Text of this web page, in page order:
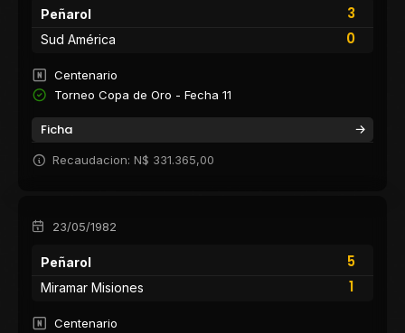
Peñarol
3
0
Sud América
Centenario
Torneo Copa de Oro - Fecha 11
Ficha
Recaudacion: N$ 331.365,00
23/05/1982
Peñarol
5
1
Miramar Misiones
Centenario